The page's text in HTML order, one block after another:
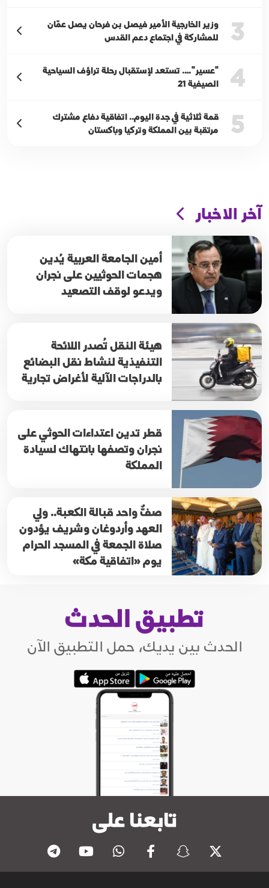
3
وزير الخارجية الأمير فيصل بن فرحان يصل عمّان
للمشاركة في اجتماع دعم القدس
4
"عسير"…. تستعد لإستقبال رحلة تراؤف السياحية
الصيفية 21
5
قمة ثلاثية في جدة اليوم.. اتفاقية دفاع مشترك
مرتقبة بين المملكة وتركيا وباكستان
آخر الاخبار
أمين الجامعة العربية يُدين
هجمات الحوثيين على نجران
ويدعو لوقف التصعيد
هيئة النقل تُصدر اللائحة
التنفيذية لنشاط نقل البضائع
بالدراجات الآلية لأغراض تجارية
قطر تدين اعتداءات الحوثي على
نجران وتصفها بانتهاك لسيادة
المملكة
صفٌّ واحد قبالة الكعبة.. ولي
العهد وأردوغان وشريف يؤدون
صلاة الجمعة في المسجد الحرام
يوم «اتفاقية مكة»
تطبيق الحدث
الحدث بين يديك، حمل التطبيق الآن
تابعنا على